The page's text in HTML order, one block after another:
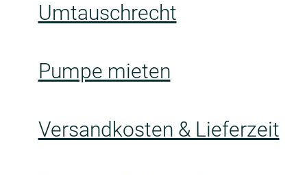
Umtauschrecht
Pumpe mieten
Versandkosten & Lieferzeit